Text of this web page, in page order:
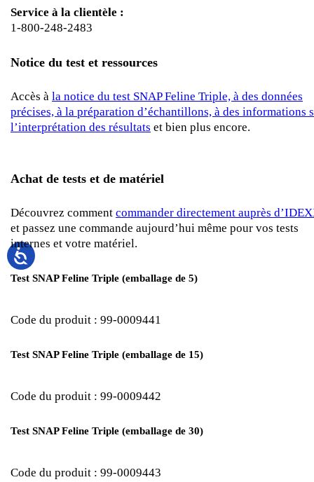
Service à la clientèle :
1-800-248-2483
Notice du test et ressources
Accès à la notice du test SNAP Feline Triple, à des données
précises, à la préparation d’échantillons, à des informations
l’interprétation des résultats et bien plus encore.
Achat de tests et de matériel
Découvrez comment commander directement auprès
et passez une commande aujourd’hui même pour vos tests
internes et votre matériel.
Test SNAP Feline Triple (emballage de 5)
Code du produit : 99-0009441
Test SNAP Feline Triple (emballage de 15)
Code du produit : 99-0009442
Test SNAP Feline Triple (emballage de 30)
Code du produit : 99-0009443